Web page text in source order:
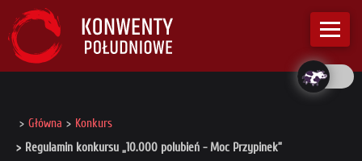
Główna
Konkurs
Regulamin konkursu „10.000 polubień - Moc Przypinek”